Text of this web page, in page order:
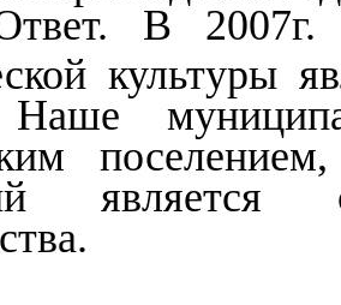
В 2007г.
культуры
является